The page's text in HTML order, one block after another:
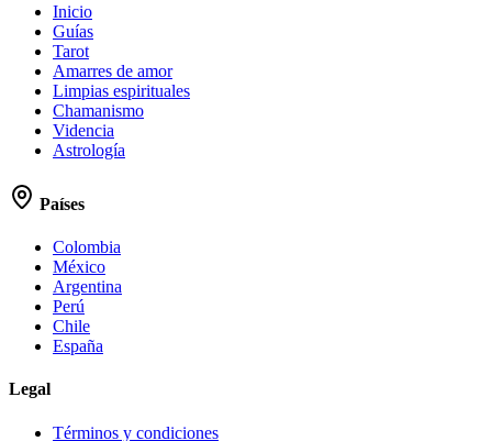
Inicio
Guías
Tarot
Amarres de amor
Limpias espirituales
Chamanismo
Videncia
Astrología
Países
Colombia
México
Argentina
Perú
Chile
España
Legal
Términos y condiciones